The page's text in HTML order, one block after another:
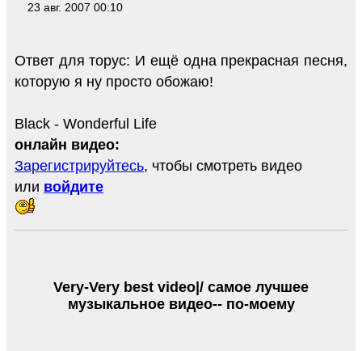
23 авг. 2007 00:10
Ответ для торус: И ещё одна прекрасная песня,
которую я ну просто обожаю!
Black - Wonderful Life
онлайн видео:
Зарегистрируйтесь, чтобы смотреть видео
или войдите
Very-Very best video|/ самое лучшее
музыкальное видео-- по-моему